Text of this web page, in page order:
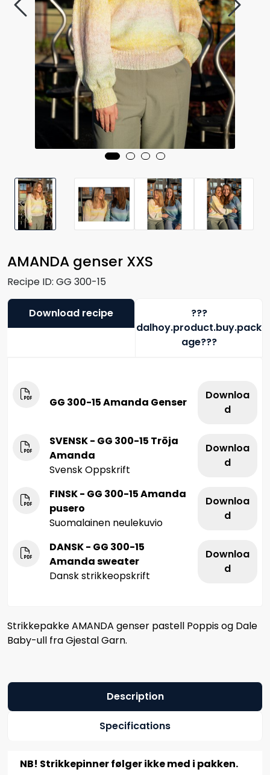
AMANDA genser XXS
Recipe ID: GG 300-15
Download recipe
???
dalhoy.product.buy.pack
age???
GG 300-15 Amanda Genser
Downloa
d
SVENSK - GG 300-15 Tröja
Amanda
Svensk Oppskrift
Downloa
d
FINSK - GG 300-15 Amanda
pusero
Suomalainen neulekuvio
Downloa
d
DANSK - GG 300-15
Amanda sweater
Dansk strikkeopskrift
Downloa
d
Strikkepakke AMANDA genser pastell Poppis og Dale
Baby-ull fra Gjestal Garn.
Description
Specifications
NB! Strikkepinner følger ikke med i pakken.